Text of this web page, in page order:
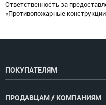
Ответственность за
«Противопожарные
ПОКУПАТЕЛЯМ
ПРОДАВЦАМ / КОМПАНИЯМ